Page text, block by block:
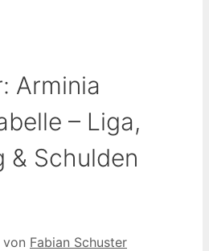
Arminia
– Liga,
& Schulden
von Fabian Schuster